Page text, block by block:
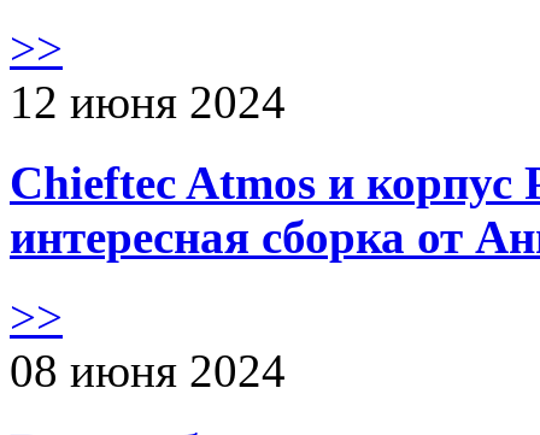
>>
12 июня 2024
Chieftec Atmos и корпус
интересная сборка от
>>
08 июня 2024